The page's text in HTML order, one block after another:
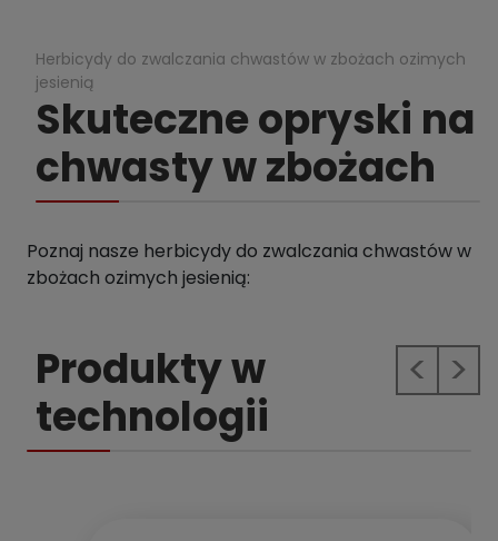
Herbicydy do zwalczania chwastów w zbożach ozimych
jesienią
Skuteczne opryski na
chwasty w zbożach
Poznaj nasze herbicydy do zwalczania chwastów w
zbożach ozimych jesienią:
Produkty w
technologii
PreviousNext